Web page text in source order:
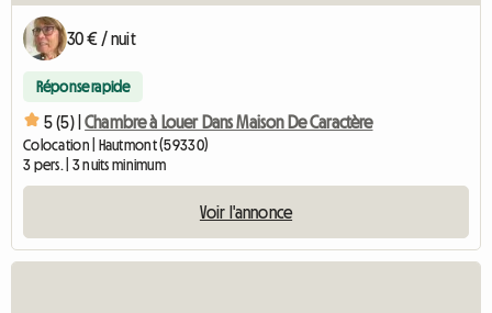
30 € / nuit
Réponse rapide
5 (5) | Chambre à Louer Dans Maison De Caractère
Colocation | Hautmont (59330)
3 pers. | 3 nuits minimum
Voir l'annonce